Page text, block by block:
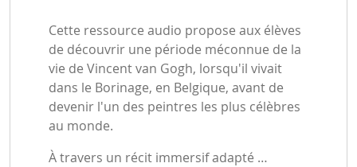
Cette ressource audio propose aux élèves
de découvrir une période méconnue de la
vie de Vincent van Gogh, lorsqu'il vivait
dans le Borinage, en Belgique, avant de
devenir l'un des peintres les plus célèbres
au monde.
À travers un récit immersif adapté …